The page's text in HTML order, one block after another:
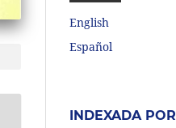
English
Español
INDEXADA POR